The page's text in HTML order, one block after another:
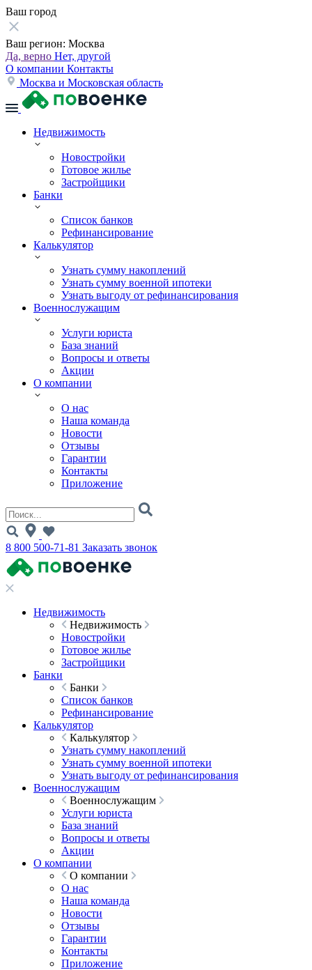
Ваш город
Ваш регион: Москва
Да, верно Нет, другой
О компании Контакты
Москва и Московская область
Недвижимость
Новостройки
Готовое жилье
Застройщики
Банки
Список банков
Рефинансирование
Калькулятор
Узнать сумму накоплений
Узнать сумму военной ипотеки
Узнать выгоду от рефинансирования
Военнослужащим
Услуги юриста
База знаний
Вопросы и ответы
Акции
О компании
О нас
Наша команда
Новости
Отзывы
Гарантии
Контакты
Приложение
8 800 500-71-81 Заказать звонок
Недвижимость
Недвижимость
Новостройки
Готовое жилье
Застройщики
Банки
Банки
Список банков
Рефинансирование
Калькулятор
Калькулятор
Узнать сумму накоплений
Узнать сумму военной ипотеки
Узнать выгоду от рефинансирования
Военнослужащим
Военнослужащим
Услуги юриста
База знаний
Вопросы и ответы
Акции
О компании
О компании
О нас
Наша команда
Новости
Отзывы
Гарантии
Контакты
Приложение